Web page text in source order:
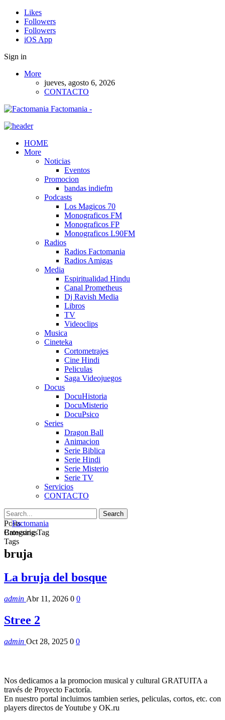
Likes
Followers
Followers
iOS App
Sign in
More
jueves, agosto 6, 2026
CONTACTO
Factomania -
HOME
More
Noticias
Eventos
Promocion
bandas indiefm
Podcasts
Los Magicos 70
Monograficos FM
Monograficos FP
Monograficos L90FM
Radios
Radios Factomania
Radios Amigas
Media
Espiritualidad Hindu
Canal Prometheus
Dj Ravish Media
Libros
TV
Videoclips
Musica
Cineteka
Cortometrajes
Cine Hindi
Peliculas
Saga Videojuegos
Docus
DocuHistoria
DocuMisterio
DocuPsico
Series
Dragon Ball
Animacion
Serie Biblica
Serie Hindi
Serie Misterio
Serie TV
Servicios
CONTACTO
Posts
Categories
Tags
Browsing Tag
bruja
La bruja del bosque
admin Abr 11, 2026 0 0
Stree 2
admin Oct 28, 2025 0 0
Nos dedicamos a la promocion musical y cultural GRATUITA a
través de Proyecto Factoría.
En nuestro portal incluimos tambien series, peliculas, cortos, etc. con
players directos de Youtube y OK.ru